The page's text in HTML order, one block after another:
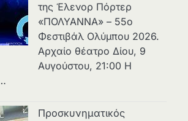
της Έλενορ Πόρτερ
«ΠΟΛΥΑΝΝΑ» – 55ο
Φεστιβάλ Ολύμπου 2026.
Αρχαίο θέατρο Δίου, 9
Αυγούστου, 21:00 Η
Προσκυνηματικός